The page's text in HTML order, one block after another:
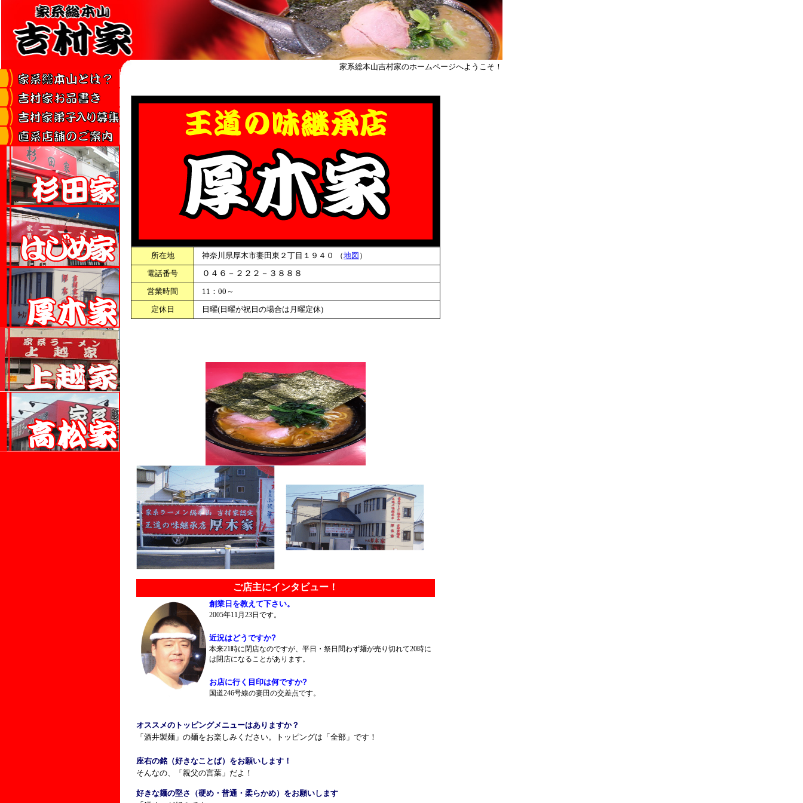
家系総本山吉村家のホームページへようこそ！
所在地 神奈川県厚木市妻田東２丁目１９４０ （地図 ）
電話番号
０４６－２２２－３８８８
営業時間
11：00～
定休日
日曜(日曜が祝日の場合は月曜定休)
ご店主にインタビュー！
創業日を教えて下さい。
2005年11月23日です。
近況はどうですか?
本来21時に閉店なのですが、平日・祭日問わず麺が売り切れて20時に
は閉店になることがあります。
お店に行く目印は何ですか?
国道246号線の妻田の交差点です。
オススメのトッピングメニューはありますか？
「酒井製麺」の麺をお楽しみください。トッピングは「全部」です！
座右の銘（好きなことば）をお願いします！
そんなの、「親父の言葉」だよ！
好きな麺の堅さ（硬め・普通・柔らかめ）をお願いします